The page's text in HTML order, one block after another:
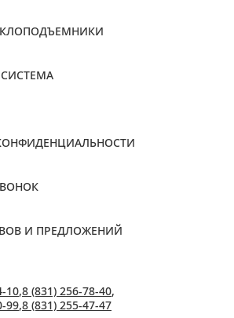
И ПРЕДЛОЖЕНИЙ
10,8 (831) 256-78-40,
99,8 (831) 255-47-47